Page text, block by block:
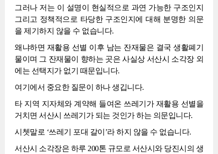
그러나 저는 이 설명이 현실적으로 과연 가능한 구조인지
그리고 정책적으로 타당한 구조인지에 대해 분명한 의문
을 제기하지 않을 수 없습니다.
왜냐하면 재활용 선별 이후 남는 잔재물은 결국 생활폐기
물이며 그 잔재물이 향하는 곳은 사실상 서산시 소각장 외
에는 선택지가 없기 때문입니다.
여기에서 중요한 질문이 하나 생깁니다.
타 지역 지자체와 계약해 들여온 쓰레기가 재활용 선별을
거치면 서산시 쓰레기가 되는 것인가 하는 의문입니다.
시쳇말로 ‘쓰레기 포대 갈이’라 하지 않을 수 없습니다.
서산시 소각장은 하루 200톤 규모로 서산시와 당진시의 생